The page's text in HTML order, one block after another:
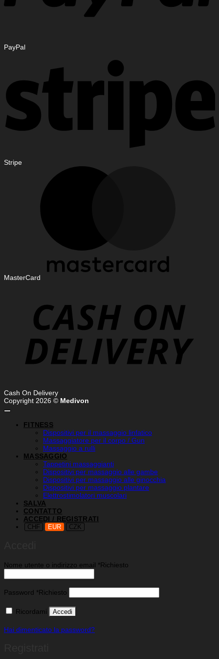
PayPal
Stripe
MasterCard
Cash On Delivery
Copyright 2026 © Medivon
FITNESS
Dispositivi per il massaggio linfatico
Massaggiatore per il corpo / Gun
Massaggio a rulli
MASSAGGIO
Tappetini massaggianti
Dispositivi per massaggio alle gambe
Dispositivi per massaggio alle ginocchia
Dispositivi per massaggio plantare
Elettrostimolatori muscolari
SALVA
CONTATTO
ACCEDI / REGISTRATI
CHF EUR CZK
Nome utente o indirizzo email *Richiesto
Password *Richiesto
Ricordami Accedi
Hai dimenticato la password?